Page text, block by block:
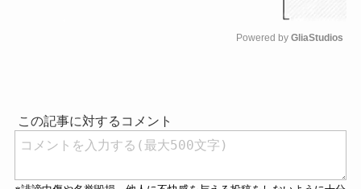
Powered by GliaStudios